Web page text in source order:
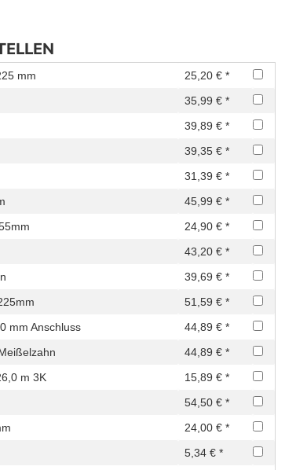
mm
25,20 € *
35,99 € *
39,89 € *
39,35 € *
31,39 € *
45,99 € *
24,90 € *
43,20 € *
39,69 € *
51,59 € *
mm Anschluss
44,89 € *
44,89 € *
m 3K
15,89 € *
54,50 € *
24,00 € *
5,34 € *